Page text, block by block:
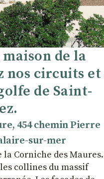
de la
nos circuits et
de Saint-
454 chemin Pierre
sur-mer
la Corniche des Maures.
collines du massif